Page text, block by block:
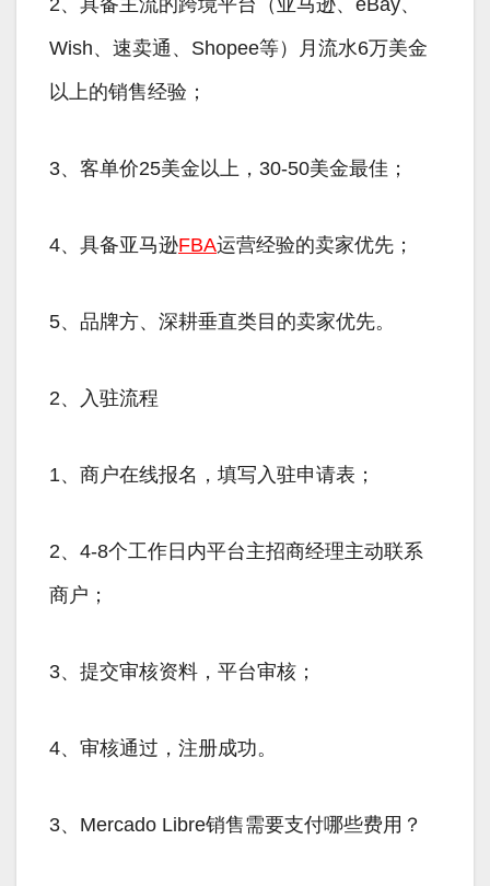
Wish、速卖通、Shopee等）月流水6万美金
以上的销售经验；
3、客单价25美金以上，30-50美金最佳；
4、具备亚马逊FBA运营经验的卖家优先；
5、品牌方、深耕垂直类目的卖家优先。
2、入驻流程
1、商户在线报名，填写入驻申请表；
2、4-8个工作日内平台主招商经理主动联系
商户；
3、提交审核资料，平台审核；
4、审核通过，注册成功。
3、Mercado Libre销售需要支付哪些费用？